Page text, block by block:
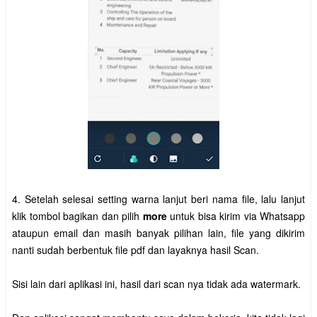
4. Setelah selesai setting warna lanjut beri nama file, lalu lanjut
klik tombol bagikan dan pilih moreuntuk bisa kirim via Whatsapp
ataupun email dan masih banyak pilihan lain, file yang dikirim
nanti sudah berbentuk file pdf dan layaknya hasil Scan.
Sisi lain dari aplikasi ini, hasil dari scan nya tidak ada watermark.